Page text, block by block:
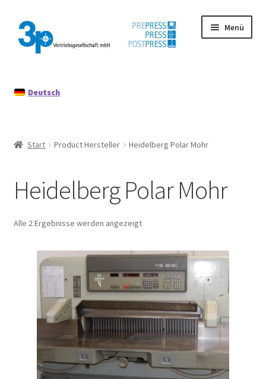
Zur
Navigation
springen
Zum
Inhalt
springen
Menü
Datenschutz
Mein Konto
Deutsch
Start Product Hersteller Heidelberg Polar Mohr
Heidelberg Polar Mohr
Alle 2 Ergebnisse werden angezeigt